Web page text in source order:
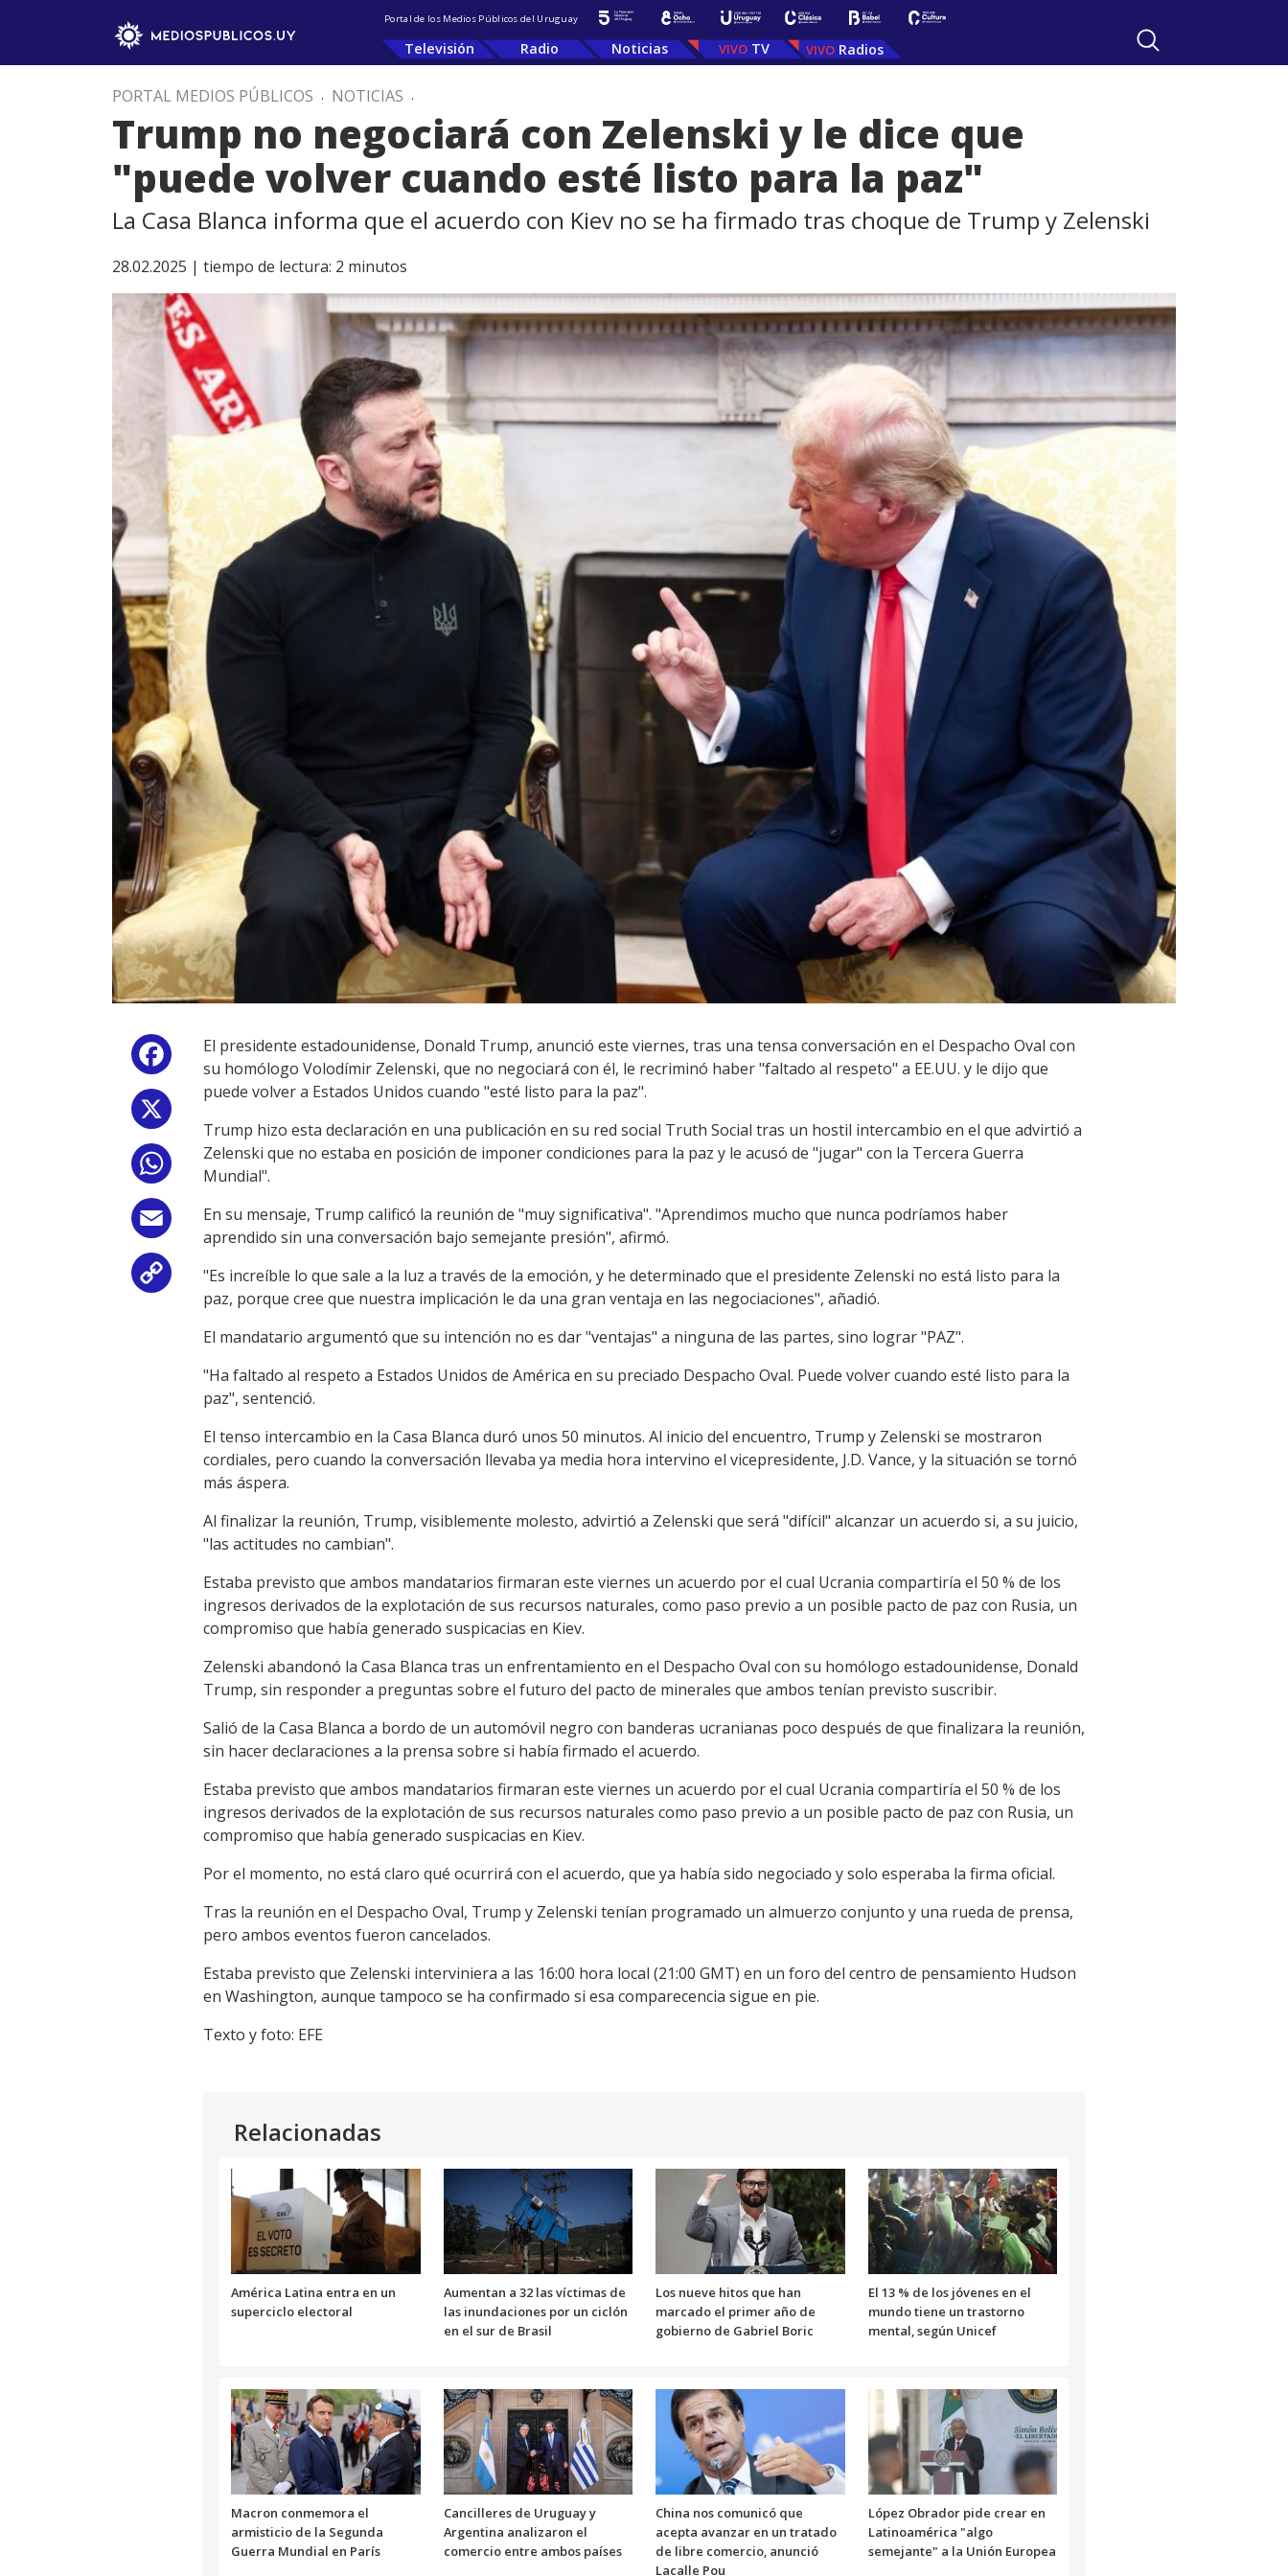
Portal de los Medios Públicos del Uruguay
Televisión Radio Noticias TV Radios
PORTAL MEDIOS PÚBLICOS . NOTICIAS .
Trump no negociará con Zelenski y le dice que
"puede volver cuando esté listo para la paz"
La Casa Blanca informa que el acuerdo con Kiev no se ha firmado tras choque de Trump y Zelenski
28.02.2025 | tiempo de lectura: 2 minutos
Facebook
WhatsApp
Email
Copy
El presidente estadounidense, Donald Trump, anunció este viernes, tras una tensa conversación en el Despacho Oval con
su homólogo Volodímir Zelenski, que no negociará con él, le recriminó haber "faltado al respeto" a EE.UU. y le dijo que
puede volver a Estados Unidos cuando "esté listo para la paz".
Trump hizo esta declaración en una publicación en su red social Truth Social tras un hostil intercambio en el que advirtió a
Zelenski que no estaba en posición de imponer condiciones para la paz y le acusó de "jugar" con la Tercera Guerra
Mundial".
En su mensaje, Trump calificó la reunión de "muy significativa". "Aprendimos mucho que nunca podríamos haber
aprendido sin una conversación bajo semejante presión", afirmó.
"Es increíble lo que sale a la luz a través de la emoción, y he determinado que el presidente Zelenski no está listo para la
paz, porque cree que nuestra implicación le da una gran ventaja en las negociaciones", añadió.
El mandatario argumentó que su intención no es dar "ventajas" a ninguna de las partes, sino lograr "PAZ".
"Ha faltado al respeto a Estados Unidos de América en su preciado Despacho Oval. Puede volver cuando esté listo para la
paz", sentenció.
El tenso intercambio en la Casa Blanca duró unos 50 minutos. Al inicio del encuentro, Trump y Zelenski se mostraron
cordiales, pero cuando la conversación llevaba ya media hora intervino el vicepresidente, J.D. Vance, y la situación se tornó
más áspera.
Al finalizar la reunión, Trump, visiblemente molesto, advirtió a Zelenski que será "difícil" alcanzar un acuerdo si, a su juicio,
"las actitudes no cambian".
Estaba previsto que ambos mandatarios firmaran este viernes un acuerdo por el cual Ucrania compartiría el 50 % de los
ingresos derivados de la explotación de sus recursos naturales, como paso previo a un posible pacto de paz con Rusia, un
compromiso que había generado suspicacias en Kiev.
Zelenski abandonó la Casa Blanca tras un enfrentamiento en el Despacho Oval con su homólogo estadounidense, Donald
Trump, sin responder a preguntas sobre el futuro del pacto de minerales que ambos tenían previsto suscribir.
Salió de la Casa Blanca a bordo de un automóvil negro con banderas ucranianas poco después de que finalizara la reunión,
sin hacer declaraciones a la prensa sobre si había firmado el acuerdo.
Estaba previsto que ambos mandatarios firmaran este viernes un acuerdo por el cual Ucrania compartiría el 50 % de los
ingresos derivados de la explotación de sus recursos naturales como paso previo a un posible pacto de paz con Rusia, un
compromiso que había generado suspicacias en Kiev.
Por el momento, no está claro qué ocurrirá con el acuerdo, que ya había sido negociado y solo esperaba la firma oficial.
Tras la reunión en el Despacho Oval, Trump y Zelenski tenían programado un almuerzo conjunto y una rueda de prensa,
pero ambos eventos fueron cancelados.
Estaba previsto que Zelenski interviniera a las 16:00 hora local (21:00 GMT) en un foro del centro de pensamiento Hudson
en Washington, aunque tampoco se ha confirmado si esa comparecencia sigue en pie.
Texto y foto: EFE
Relacionadas
América Latina entra en un
superciclo electoral
Aumentan a 32 las víctimas de
las inundaciones por un ciclón
en el sur de Brasil
Los nueve hitos que han
marcado el primer año de
gobierno de Gabriel Boric
El 13 % de los jóvenes en el
mundo tiene un trastorno
mental, según Unicef
Macron conmemora el
armisticio de la Segunda
Guerra Mundial en París
Cancilleres de Uruguay y
Argentina analizaron el
comercio entre ambos países
China nos comunicó que
acepta avanzar en un tratado
de libre comercio, anunció
Lacalle Pou
López Obrador pide crear en
Latinoamérica "algo
semejante" a la Unión Europea